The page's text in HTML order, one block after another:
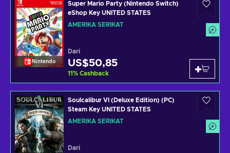
Nintendo
Super Mario Party (Nintendo Switch)
eShop Key UNITED STATES
AMERIKA SERIKAT
Dari
US$50,85
11% Cashback
Soulcalibur VI (Deluxe Edition) (PC)
Steam Key UNITED STATES
AMERIKA SERIKAT
Dari